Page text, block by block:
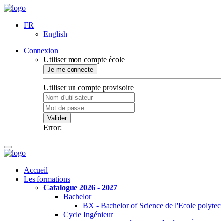
FR
English
Connexion
Utiliser mon compte école
Je me connecte
Utiliser un compte provisoire
Valider
Error:
Accueil
Les formations
Catalogue 2026 - 2027
Bachelor
BX - Bachelor of Science de l'Ecole
Cycle Ingénieur